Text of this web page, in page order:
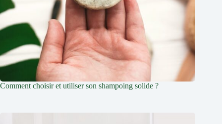
Comment choisir et utiliser son shampoing solide ?